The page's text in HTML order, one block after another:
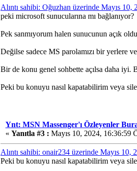
Alıntı sahibi: Oğuzhan üzerinde Mayıs 10,
peki microsoft sunucularına mı bağlanıyor?
Pek sanmıyorum halen sunucunun açık
Değilse sadece MS parolamızı bir yerlere
Bir de konu genel sohbette açılsa daha iyi.
Peki bu konuyu nasıl kapatabilirim veya
Ynt: MSN Massenger'ı Özleyenler
« Yanıtla #3 : Mayıs 10, 2024, 16:36:59
Alıntı sahibi: onair234 üzerinde Mayıs 10,
Peki bu konuyu nasıl kapatabilirim veya